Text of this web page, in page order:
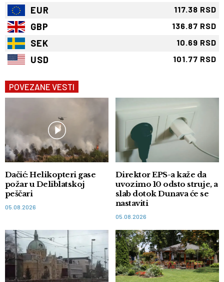
EUR 117.38 RSD
GBP 136.87 RSD
SEK 10.69 RSD
USD 101.77 RSD
POVEZANE VESTI
Dačić: Helikopteri gase
požar u Deliblatskoj
peščari
05.08.2026
Direktor EPS-a kaže da
uvozimo 10 odsto struje, a
slab dotok Dunava će se
nastaviti
05.08.2026